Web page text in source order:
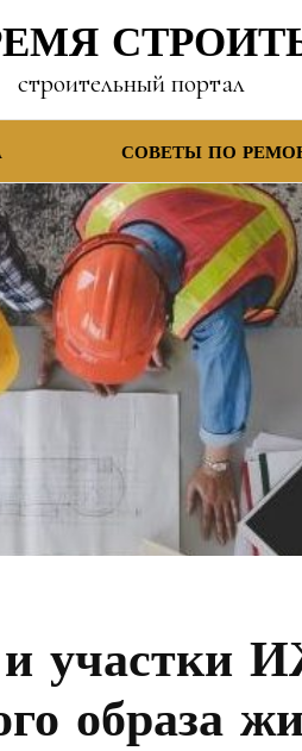
строительный портал
СОВЕТЫ ПО
участки
образа